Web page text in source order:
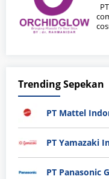
Trending Sepekan
PT Mattel
PT Yamazaki
PT Panasonic